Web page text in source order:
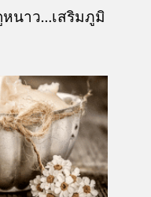
นาว…เสริมภูมิ